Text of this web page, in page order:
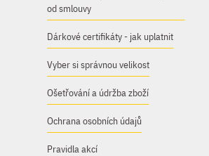
od smlouvy
Dárkové certifikáty - jak uplatnit
Vyber si správnou velikost
Ošetřování a údržba zboží
Ochrana osobních údajů
Pravidla akcí